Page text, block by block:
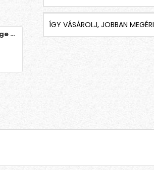
Barman Il Doge - Pumpkin Spice 0.7l Barna kandiscukor pálca – lédig – hosszú – 100 db/csomag
ÍGY VÁSÁROLJ, JOBBAN MEGÉRI